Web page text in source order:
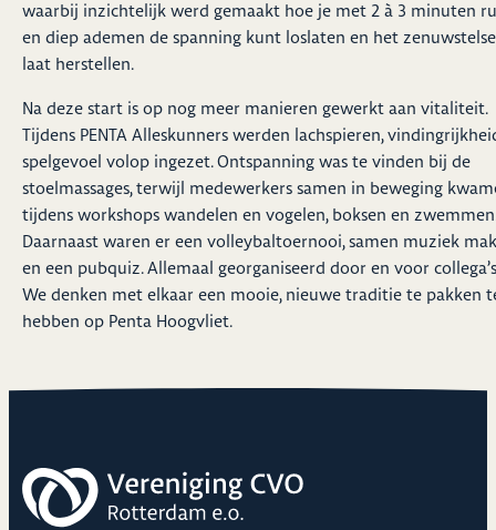
waarbij inzichtelijk werd gemaakt hoe je met 2 à 3 minuten
en diep ademen de spanning kunt loslaten en het
laat herstellen.
Na deze start is op nog meer manieren gewerkt aan vitaliteit.
Tijdens PENTA Alleskunners werden lachspieren,
spelgevoel volop ingezet. Ontspanning was te vinden bij de
stoelmassages, terwijl medewerkers samen in beweging
tijdens workshops wandelen en vogelen, boksen en zwemmen.
Daarnaast waren er een volleybaltoernooi, samen muziek
en een pubquiz. Allemaal georganiseerd door en voor
We denken met elkaar een mooie, nieuwe traditie te pakken
hebben op Penta Hoogvliet.